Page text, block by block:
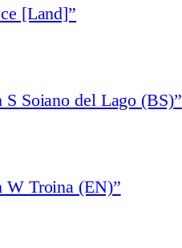
[Land]”
Soiano del Lago (BS)”
W Troina (EN)”